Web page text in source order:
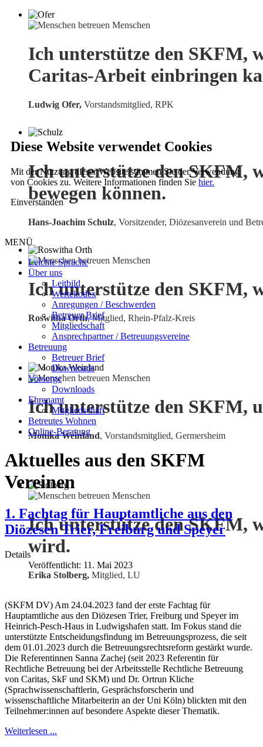
Ich unterstütze den SKFM,
Caritas-Arbeit einbringen
Ludwig Ofer, Vorstandsmitglied, RPK
Ich unterstütze den SKFM,
bewegen können.
Hans-Joachim Schulz, Vorsitzender, Diözesanverein und
Ich unterstütze den SKFM,
Roswitha Orth, Mitglied, Rhein-Pfalz-Kreis
Ich unterstütze den SKFM,
Monika Weinland, Vorstandsmitglied, Germersheim
Ich unterstütze den SKFM,
wird.
Erika Stolberg, Mitglied, LU
Diese Website verwendet Cookies
Mit der Nutzung dieser Website stimmen Sie der Verwendung
von Cookies zu. Weitere Informationen finden Sie hier.
Einverstanden
MENÜ
Leichte Sprache
Über uns
Leitbild
Wertekodex
Anregungen / Beschwerden
Betreuer Brief
Mitgliedschaft
Ansprechpartner / Betreuungsvereine
Betreuung
Betreuer Brief
Downloads
Vorsorge
Downloads
Ehrenamt
Mitgliedschaft
Betreutes Wohnen
Online-Beratung
Aktuelles aus den SKFM
Vereinen
1. Fachtag für Hauptamtliche aus den
Diözesen Trier, Freiburg und Speyer
Details
Veröffentlicht: 11. Mai 2023
(SKFM DV) Am 24.04.2023 fand der erste Fachtag für
Hauptamtliche aus den Diözesen Trier, Freiburg und Speyer im
Heinrich-Pesch-Haus in Ludwigshafen statt. Im Fokus stand die
unterstützte Entscheidungsfindung im Betreuungsprozess, die seit
dem 01.01.2023 durch die Betreuungsrechtsreform gestärkt wurde.
Die Referentinnen Sanna Zachej (seit 2023 Referentin für
Rechtliche Betreuung bei der Arbeitsstelle Rechtliche Betreuung
von Caritas, SkF und SKM) und Dr. Ortrun Kliche
(Sprachwissenschaftlerin, Gesprächsforscherin und
wissenschaftliche Mitarbeiterin an der Uni Köln) blickten mit den
Teilnehmer:innen auf besondere Aspekte dieser Thematik.
Weiterlesen ...